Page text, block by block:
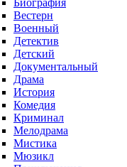
Биография
Вестерн
Военный
Детектив
Детский
Документальный
Драма
История
Комедия
Криминал
Мелодрама
Мистика
Мюзикл